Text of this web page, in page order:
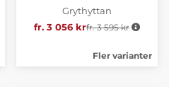
Grythyttan
fr. 3 056 krOrdinarie pris:
fr. 3 595 kr
Fler varianter